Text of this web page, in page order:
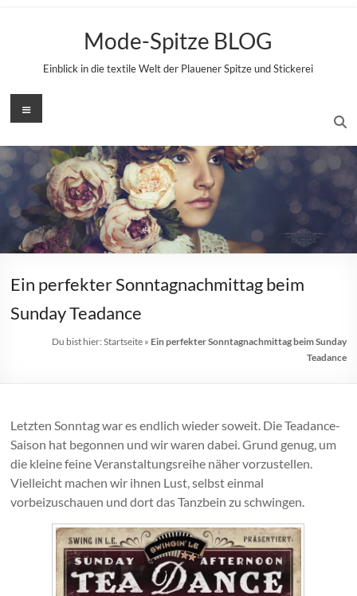
Mode-Spitze BLOG
Einblick in die textile Welt der Plauener Spitze und Stickerei
Menü
Ein perfekter Sonntagnachmittag beim
Sunday Teadance
Du bist hier: Startseite» Ein perfekter Sonntagnachmittag beim Sunday
Teadance
Letzten Sonntag war es endlich wieder soweit. Die Teadance-
Saison hat begonnen und wir waren dabei. Grund genug, um
die kleine feine Veranstaltungsreihe näher vorzustellen.
Vielleicht machen wir ihnen Lust, selbst einmal
vorbeizuschauen und dort das Tanzbein zu schwingen.